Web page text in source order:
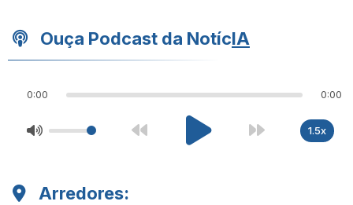
Ouça Podcast da NotícIA
0:00 0:00
1.5x
Arredores: